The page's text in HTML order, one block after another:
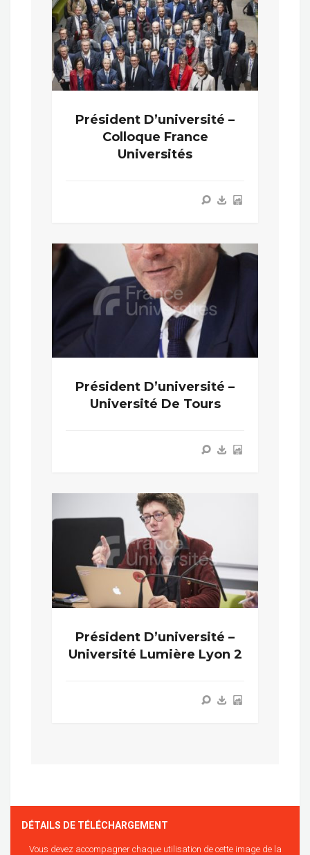
Président D’université –
Colloque France
Universités
Président D’université –
Université De Tours
Président D’université –
Université Lumière Lyon 2
DÉTAILS DE TÉLÉCHARGEMENT
Vous devez accompagner chaque utilisation de cette image de la